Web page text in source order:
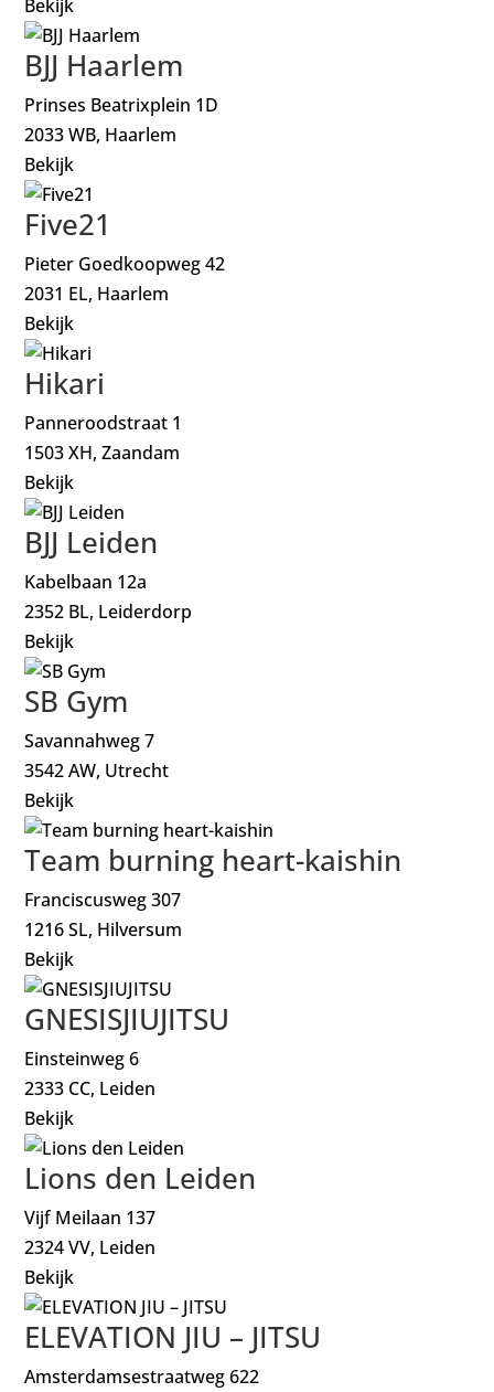
Bekijk
BJJ Haarlem
Prinses Beatrixplein 1D
2033 WB, Haarlem
Bekijk
Five21
Pieter Goedkoopweg 42
2031 EL, Haarlem
Bekijk
Hikari
Panneroodstraat 1
1503 XH, Zaandam
Bekijk
BJJ Leiden
Kabelbaan 12a
2352 BL, Leiderdorp
Bekijk
SB Gym
Savannahweg 7
3542 AW, Utrecht
Bekijk
Team burning heart-kaishin
Franciscusweg 307
1216 SL, Hilversum
Bekijk
GNESISJIUJITSU
Einsteinweg 6
2333 CC, Leiden
Bekijk
Lions den Leiden
Vijf Meilaan 137
2324 VV, Leiden
Bekijk
ELEVATION JIU – JITSU
Amsterdamsestraatweg 622